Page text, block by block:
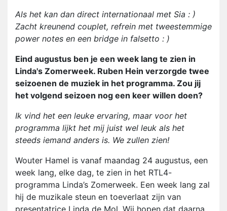
Als het kan dan direct internationaal met Sia : )
Zacht kreunend couplet, refrein met tweestemmige
power notes en een bridge in falsetto : )
Eind augustus ben je een week lang te zien in
Linda's Zomerweek. Ruben Hein verzorgde twee
seizoenen de muziek in het programma. Zou jij
het volgend seizoen nog een keer willen doen?
Ik vind het een leuke ervaring, maar voor het
programma lijkt het mij juist wel leuk als het
steeds iemand anders is. We zullen zien!
Wouter Hamel is vanaf maandag 24 augustus, een
week lang, elke dag, te zien in het RTL4-
programma Linda’s Zomerweek. Een week lang zal
hij de muzikale steun en toeverlaat zijn van